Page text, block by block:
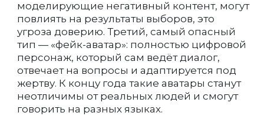
моделирующие негативный контент, могут
повлиять на результаты выборов, это
угроза доверию. Третий, самый опасный
тип — «фейк-аватар»: полностью цифровой
персонаж, который сам ведёт диалог,
отвечает на вопросы и адаптируется под
жертву. К концу года такие аватары станут
неотличимы от реальных людей и смогут
говорить на разных языках.